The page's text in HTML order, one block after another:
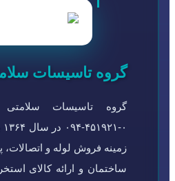
گروه تاسیسات
گروه تاسیسات
زمینه فروش لوله و
ساختمان و ارائه کالای